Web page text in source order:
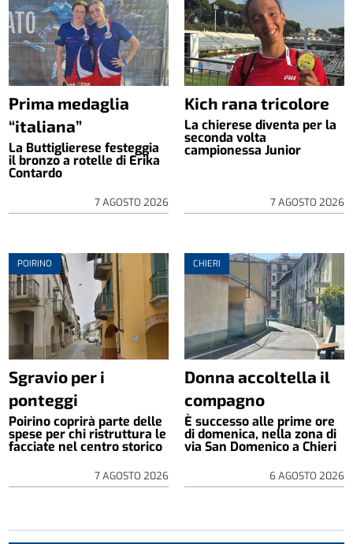
Prima medaglia
“italiana”
La Buttiglierese festeggia
il bronzo a rotelle di Erika
Contardo
7 AGOSTO 2026
Kich rana tricolore
La chierese diventa per la
seconda volta
campionessa Junior
7 AGOSTO 2026
POIRINO
Sgravio per i
ponteggi
Poirino coprirà parte delle
spese per chi ristruttura le
facciate nel centro storico
7 AGOSTO 2026
CHIERI
Donna accoltella il
compagno
È successo alle prime ore
di domenica, nella zona di
via San Domenico a Chieri
6 AGOSTO 2026